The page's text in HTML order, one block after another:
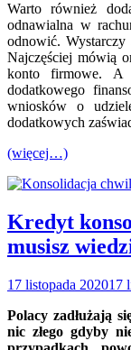
Warto również
odnawialna w
odnowić. Wystarczy
Najczęściej mówią
konto firmowe. A
dodatkowego
wniosków o
dodatkowych
(więcej…)
Kredyt
musisz
17 listopada 202017
Polacy zadłużają
nic złego gdyby